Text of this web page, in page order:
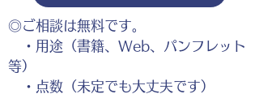
◎ご相談は無料です。
・用途（書籍、Web、パンフレット
等）
・点数（未定でも大丈夫です）